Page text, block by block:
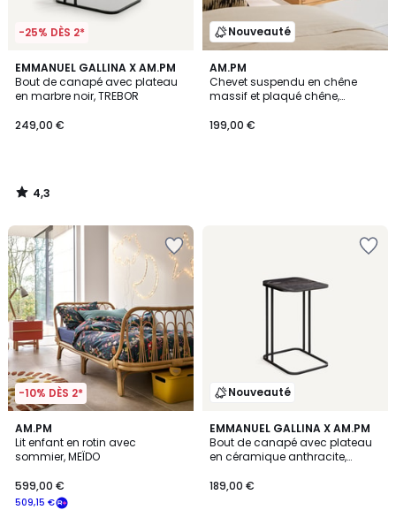
-25% DÈS 2*
EMMANUEL GALLINA X AM.PM
Bout de canapé avec plateau
en marbre noir, TREBOR
249,00 €
4,3
/ 5
4,3
/
Nouveauté
AM.PM
Chevet suspendu en chêne
massif et plaqué chêne,
199,00 €
-10% DÈS 2*
AM.PM
Lit enfant en rotin avec
sommier, MEÏDO
509,15 €
599,00 €
4,4
/ 5
Nouveauté
EMMANUEL GALLINA X AM.PM
Bout de canapé avec plateau
en céramique anthracite,
189,00 €